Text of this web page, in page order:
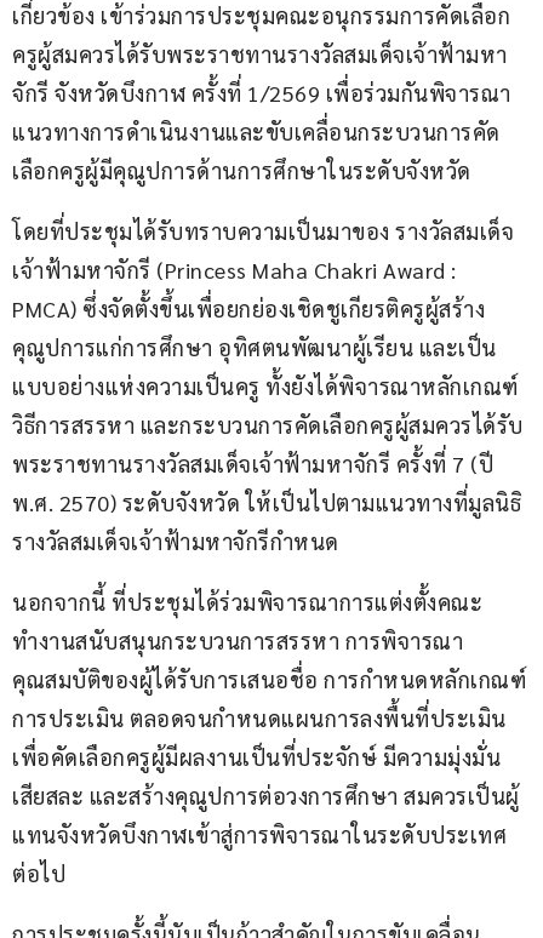
เกี่ยวข้อง เข้าร่วมการประชุมคณะอนุกรรมการคัดเลือก
ครูผู้สมควรได้รับพระราชทานรางวัลสมเด็จเจ้าฟ้ามหา
จักรี จังหวัดบึงกาฬ ครั้งที่ 1/2569 เพื่อร่วมกันพิจารณา
แนวทางการดำเนินงานและขับเคลื่อนกระบวนการคัด
เลือกครูผู้มีคุณูปการด้านการศึกษาในระดับจังหวัด
โดยที่ประชุมได้รับทราบความเป็นมาของ รางวัลสมเด็จ
เจ้าฟ้ามหาจักรี (Princess Maha Chakri Award :
PMCA) ซึ่งจัดตั้งขึ้นเพื่อยกย่องเชิดชูเกียรติครูผู้สร้าง
คุณูปการแก่การศึกษา อุทิศตนพัฒนาผู้เรียน และเป็น
แบบอย่างแห่งความเป็นครู ทั้งยังได้พิจารณาหลักเกณฑ์
วิธีการสรรหา และกระบวนการคัดเลือกครูผู้สมควรได้รับ
พระราชทานรางวัลสมเด็จเจ้าฟ้ามหาจักรี ครั้งที่ 7 (ปี
พ.ศ. 2570) ระดับจังหวัด ให้เป็นไปตามแนวทางที่มูลนิธิ
รางวัลสมเด็จเจ้าฟ้ามหาจักรีกำหนด
นอกจากนี้ ที่ประชุมได้ร่วมพิจารณาการแต่งตั้งคณะ
ทำงานสนับสนุนกระบวนการสรรหา การพิจารณา
คุณสมบัติของผู้ได้รับการเสนอชื่อ การกำหนดหลักเกณฑ์
การประเมิน ตลอดจนกำหนดแผนการลงพื้นที่ประเมิน
เพื่อคัดเลือกครูผู้มีผลงานเป็นที่ประจักษ์ มีความมุ่งมั่น
เสียสละ และสร้างคุณูปการต่อวงการศึกษา สมควรเป็นผู้
แทนจังหวัดบึงกาฬเข้าสู่การพิจารณาในระดับประเทศ
ต่อไป